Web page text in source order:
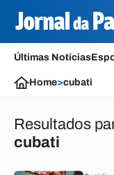
Últimas Notícias
Home>cubati
Resultados
cubati